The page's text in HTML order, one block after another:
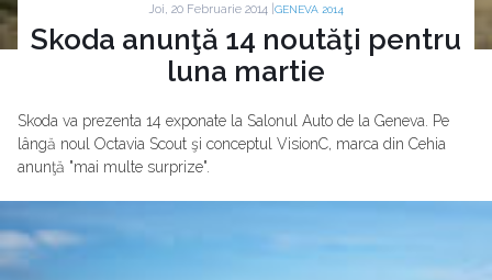
Joi, 20 Februarie 2014 | GENEVA 2014
Skoda anunţă 14 noutăţi pentru
luna martie
Skoda va prezenta 14 exponate la Salonul Auto de la Geneva. Pe
lângă noul Octavia Scout şi conceptul VisionC, marca din Cehia
anunţă "mai multe surprize".